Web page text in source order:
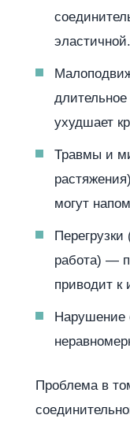
эластичной.
ухудшает
Травмы и
могут
работа) —
приводит к
Нарушение
Проблема в